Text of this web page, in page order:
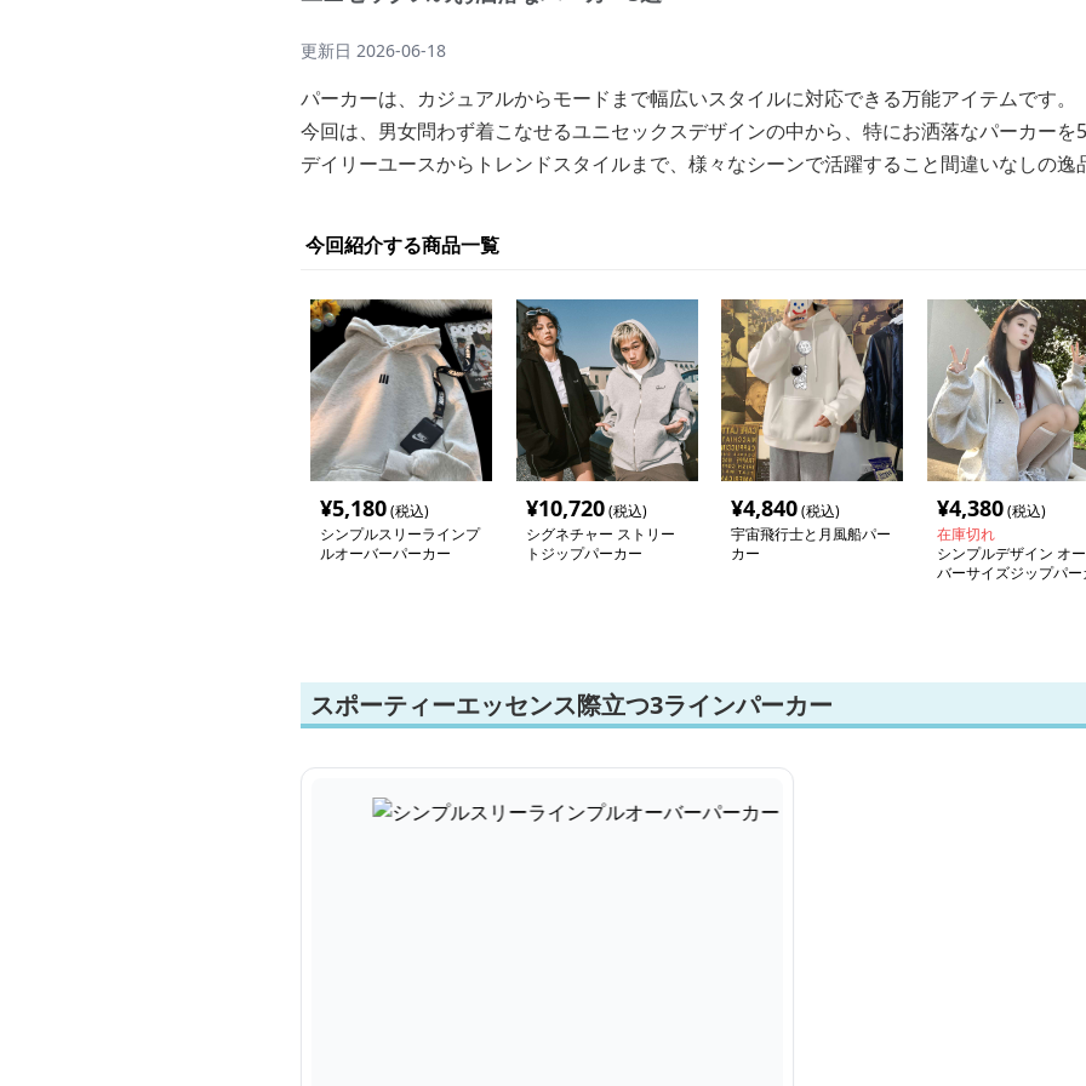
更新日 2026-06-18
パーカーは、カジュアルからモードまで幅広いスタイルに対応できる万能アイテムです。
今回は、男女問わず着こなせるユニセックスデザインの中から、特にお洒落なパーカーを5
デイリーユースからトレンドスタイルまで、様々なシーンで活躍すること間違いなしの逸
今回紹介する商品一覧
¥5,180(税込)
シンプルスリーラインプ
ルオーバーパーカー
¥10,720(税込)
シグネチャー ストリー
トジップパーカー
¥4,840(税込)
宇宙飛行士と月風船パー
カー
¥4,380(税込)
在庫切れ
シンプルデザイン オー
バーサイズジップパー
スポーティーエッセンス際立つ3ラインパーカー